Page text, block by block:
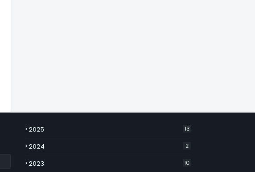
2025 13
2024 2
2023 10